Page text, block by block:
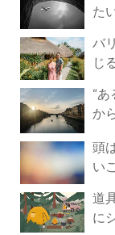
た
バ
じ
“
か
頭
い
道
に